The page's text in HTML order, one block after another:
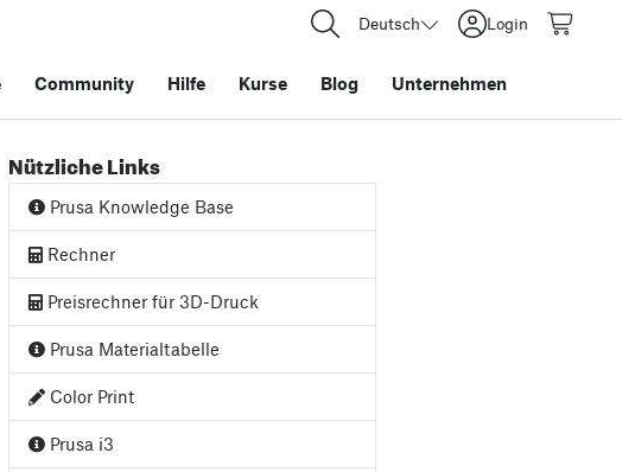
Deutsch Login
Community Hilfe Kurse Blog Unternehmen
Nützliche Links
Prusa Knowledge Base
Rechner
Preisrechner für 3D-Druck
Prusa Materialtabelle
Color Print
Prusa i3